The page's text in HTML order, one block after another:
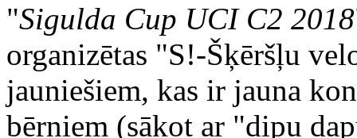
"Sigulda Cup UCI C2 2018
organizētas "S!-Šķēršļu
jauniešiem, kas ir jauna
bērniem (sākot ar "dipu